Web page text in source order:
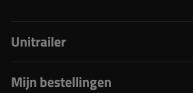
Unitrailer
Mijn bestellingen